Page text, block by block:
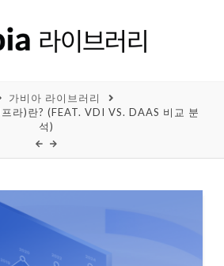
가비아 라이브러리
라)란? (FEAT. VDI VS. DAAS 비교 분
석)